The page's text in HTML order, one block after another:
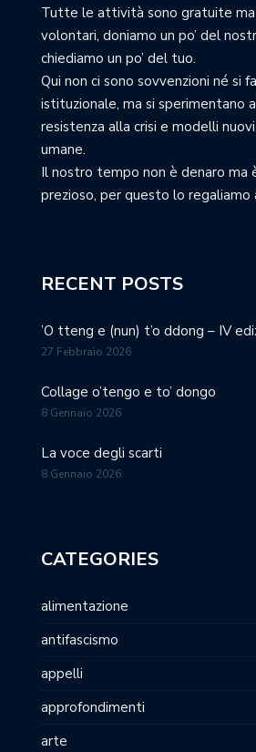
Tutte le attività sono gratuite ma
volontari, doniamo un po’ del
chiediamo un po’ del tuo.
Qui non ci sono sovvenzioni né si
istituzionale, ma si sperimentano
resistenza alla crisi e modelli
umane.
Il nostro tempo non è denaro ma
prezioso, per questo lo regaliamo
RECENT POSTS
’O tteng e (nun) t’o ddong – IV
27 Febbraio 2026
Collage o’tengo e to’ dongo
8 Gennaio 2026
La voce degli scarti
8 Gennaio 2026
CATEGORIES
alimentazione
antifascismo
appelli
approfondimenti
arte